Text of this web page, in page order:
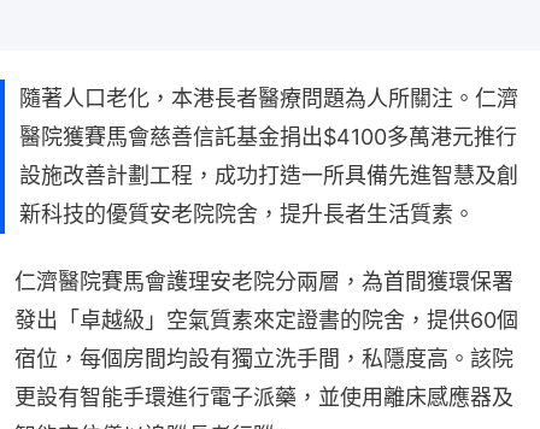
隨著人口老化，本港長者醫療問題為人所關注。仁濟
醫院獲賽馬會慈善信託基金捐出$4100多萬港元推行
設施改善計劃工程，成功打造一所具備先進智慧及創
新科技的優質安老院院舍，提升長者生活質素。
仁濟醫院賽馬會護理安老院分兩層，為首間獲環保署
發出「卓越級」空氣質素來定證書的院舍，提供60個
宿位，每個房間均設有獨立洗手間，私隱度高。該院
更設有智能手環進行電子派藥，並使用離床感應器及